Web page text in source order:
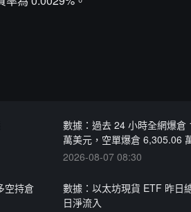
數據：過去 24 小時全網爆
萬美元，空單爆倉 6,305.06
2026-08-07 08:30
空持倉
數據：以太坊現貨 ETF 昨日
日淨流入